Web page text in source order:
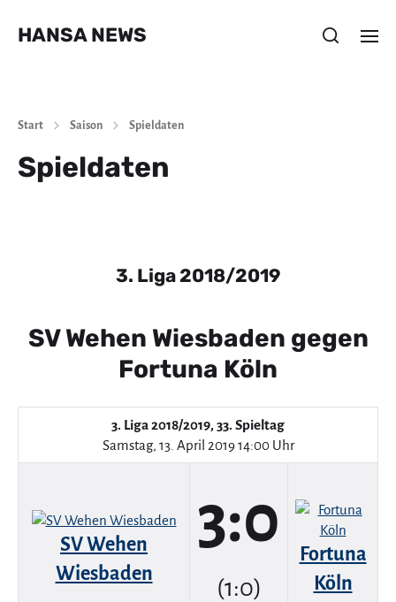
HANSA NEWS
Start Saison Spieldaten
Spieldaten
3. Liga 2018/2019
SV Wehen Wiesbaden gegen
Fortuna Köln
3. Liga 2018/2019, 33. Spieltag
Samstag, 13. April 2019 14:00 Uhr
SV Wehen
Wiesbaden
3:0
(1:0)
Fortuna
Köln